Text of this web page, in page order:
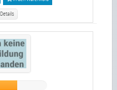
Details